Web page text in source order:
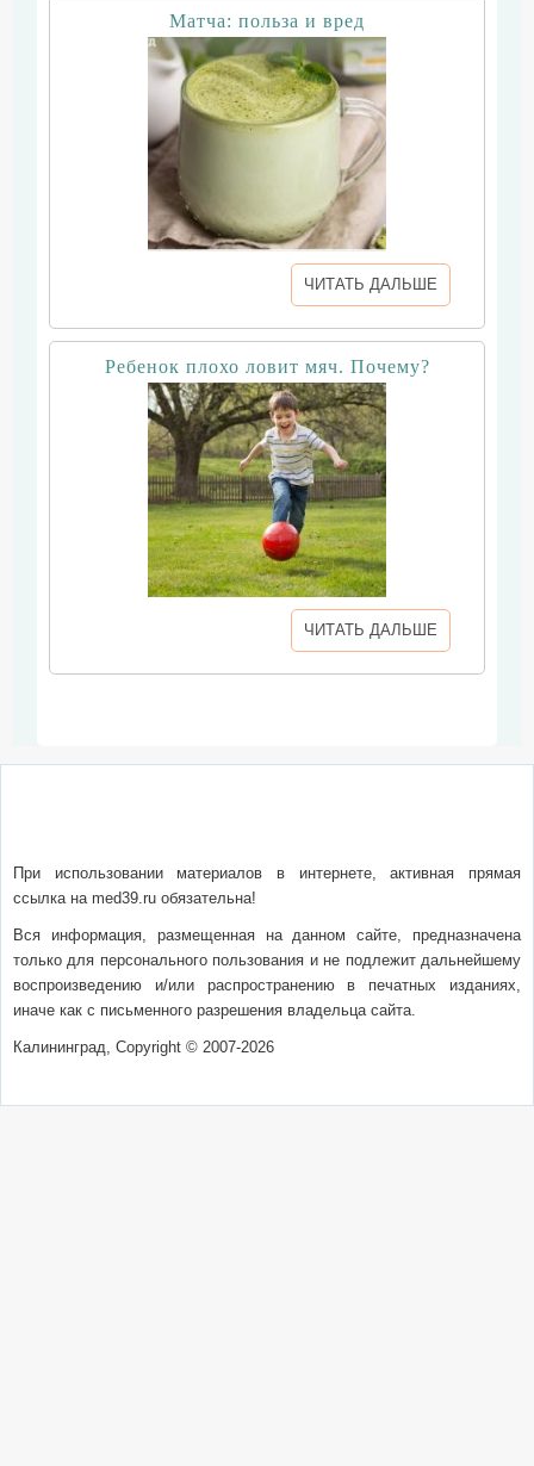
Матча: польза и вред
ЧИТАТЬ ДАЛЬШЕ
Ребенок плохо ловит мяч. Почему?
ЧИТАТЬ ДАЛЬШЕ
При использовании материалов в интернете, активная прямая
ссылка на med39.ru обязательна!
Вся информация, размещенная на данном сайте, предназначена
только для персонального пользования и не подлежит дальнейшему
воспроизведению и/или распространению в печатных изданиях,
иначе как с письменного разрешения владельца сайта.
Калининград, Copyright © 2007-2026